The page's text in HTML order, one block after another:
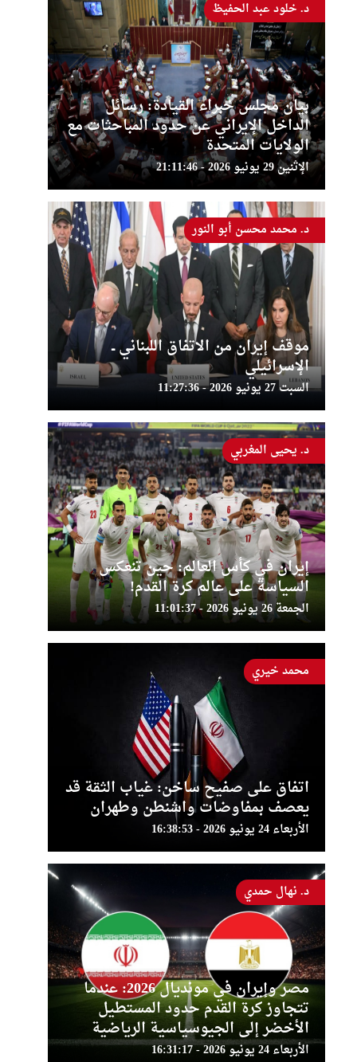
بيان مجلس خبراء القيادة: رسائل
الداخل الإيراني عن حدود المباحثات مع
الولايات المتحدة
الإثنين 29 يونيو 2026 - 21:11:46
د. خلود عبد الحفيظ
موقف إيران من الاتفاق اللبناني ــ
الإسرائيلي
السبت 27 يونيو 2026 - 11:27:36
د. محمد محسن أبو النور
إيران في كأس العالم: حين تنعكس
السياسة على عالم كرة القدم!
الجمعة 26 يونيو 2026 - 11:01:37
د. يحيى المغربي
اتفاق على صفيح ساخن: غياب الثقة قد
يعصف بمفاوضات واشنطن وطهران
الأربعاء 24 يونيو 2026 - 16:38:53
محمد خيري
مصر وإيران في مونديال 2026: عندما
تتجاوز كرة القدم حدود المستطيل
الأخضر إلى الجيوسياسية الرياضية
الأربعاء 24 يونيو 2026 - 16:31:17
د. نهال حمدي